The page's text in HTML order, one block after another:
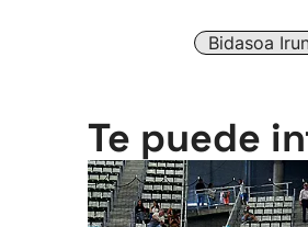
Bidasoa
Te puede